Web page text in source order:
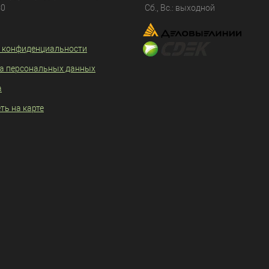
конфиденциальности
персональных данных
на карте
Сб., Вс.: выходной